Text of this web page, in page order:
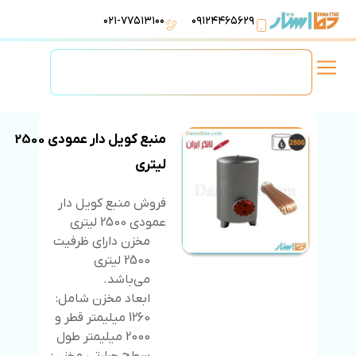
۰۹۱۲۴۴۶۵۶۲۹ ۰۲۱-۷۷۵۱۳۱۰۰
منبع کویل دار عمودی 2500
لیتری
فروش منبع کویل دار
عمودی 2500 لیتری
مخزن دارای ظرفیت
2500 لیتری
می‌باشد.
ابعاد مخزن شامل:
1260 میلیمتر قطر و
2000 میلیمتر طول